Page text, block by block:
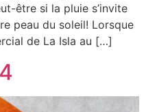
être si la pluie s’invite
peau du soleil! Lorsque
de La Isla au […]